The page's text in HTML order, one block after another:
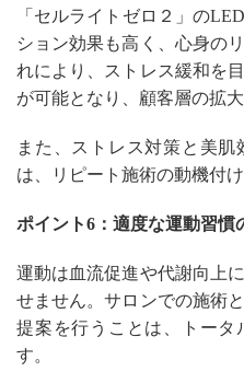
「セルライトゼロ２」の
ション効果も高く、心身の
れにより、ストレス緩和を
が可能となり、顧客層の拡
また、ストレス対策と美
は、リピート施術の動機付
ポイント6：適度な運動習慣
運動は血流促進や代謝向上
せません。サロンでの施術
提案を行うことは、トータ
す。